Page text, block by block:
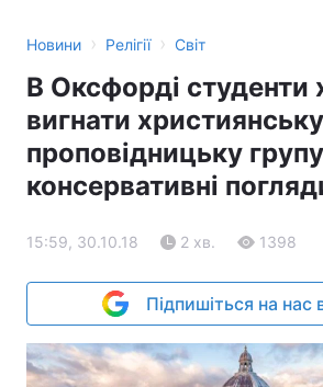
Новини › Релігії › Світ
В Оксфорді студенти
вигнати християнську
проповідницьку групу
консервативні
15:59, 30.10.18 2 хв. 1398
Підпишіться на нас